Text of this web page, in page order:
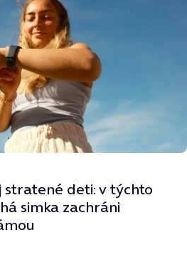
deti: v týchto
simka zachráni